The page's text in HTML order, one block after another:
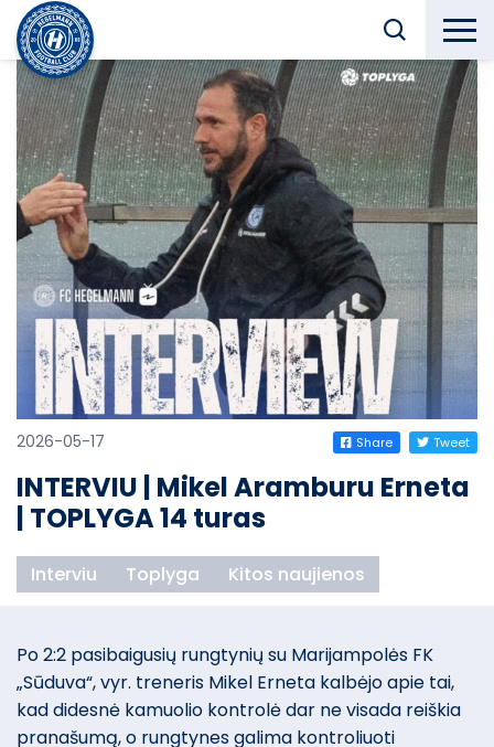
2026-05-17 Share Tweet
INTERVIU | Mikel Aramburu Erneta
| TOPLYGA 14 turas
Interviu Toplyga Kitos naujienos
Po 2:2 pasibaigusių rungtynių su Marijampolės FK
„Sūduva“, vyr. treneris Mikel Erneta kalbėjo apie tai,
kad didesnė kamuolio kontrolė dar ne visada reiškia
pranašumą, o rungtynes galima kontroliuoti